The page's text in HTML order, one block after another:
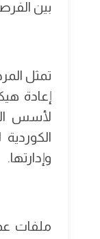
بين
تمثل
إعادة
لأسس
وإدارتها.
ملفات